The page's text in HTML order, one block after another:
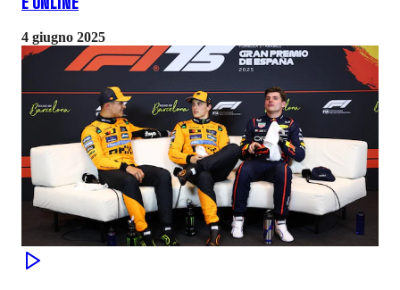
4 giugno 2025